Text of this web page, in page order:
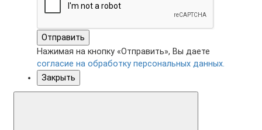
Отправить
Нажимая на кнопку «Отправить», Вы даете
согласие на обработку персональных данных.
Закрыть